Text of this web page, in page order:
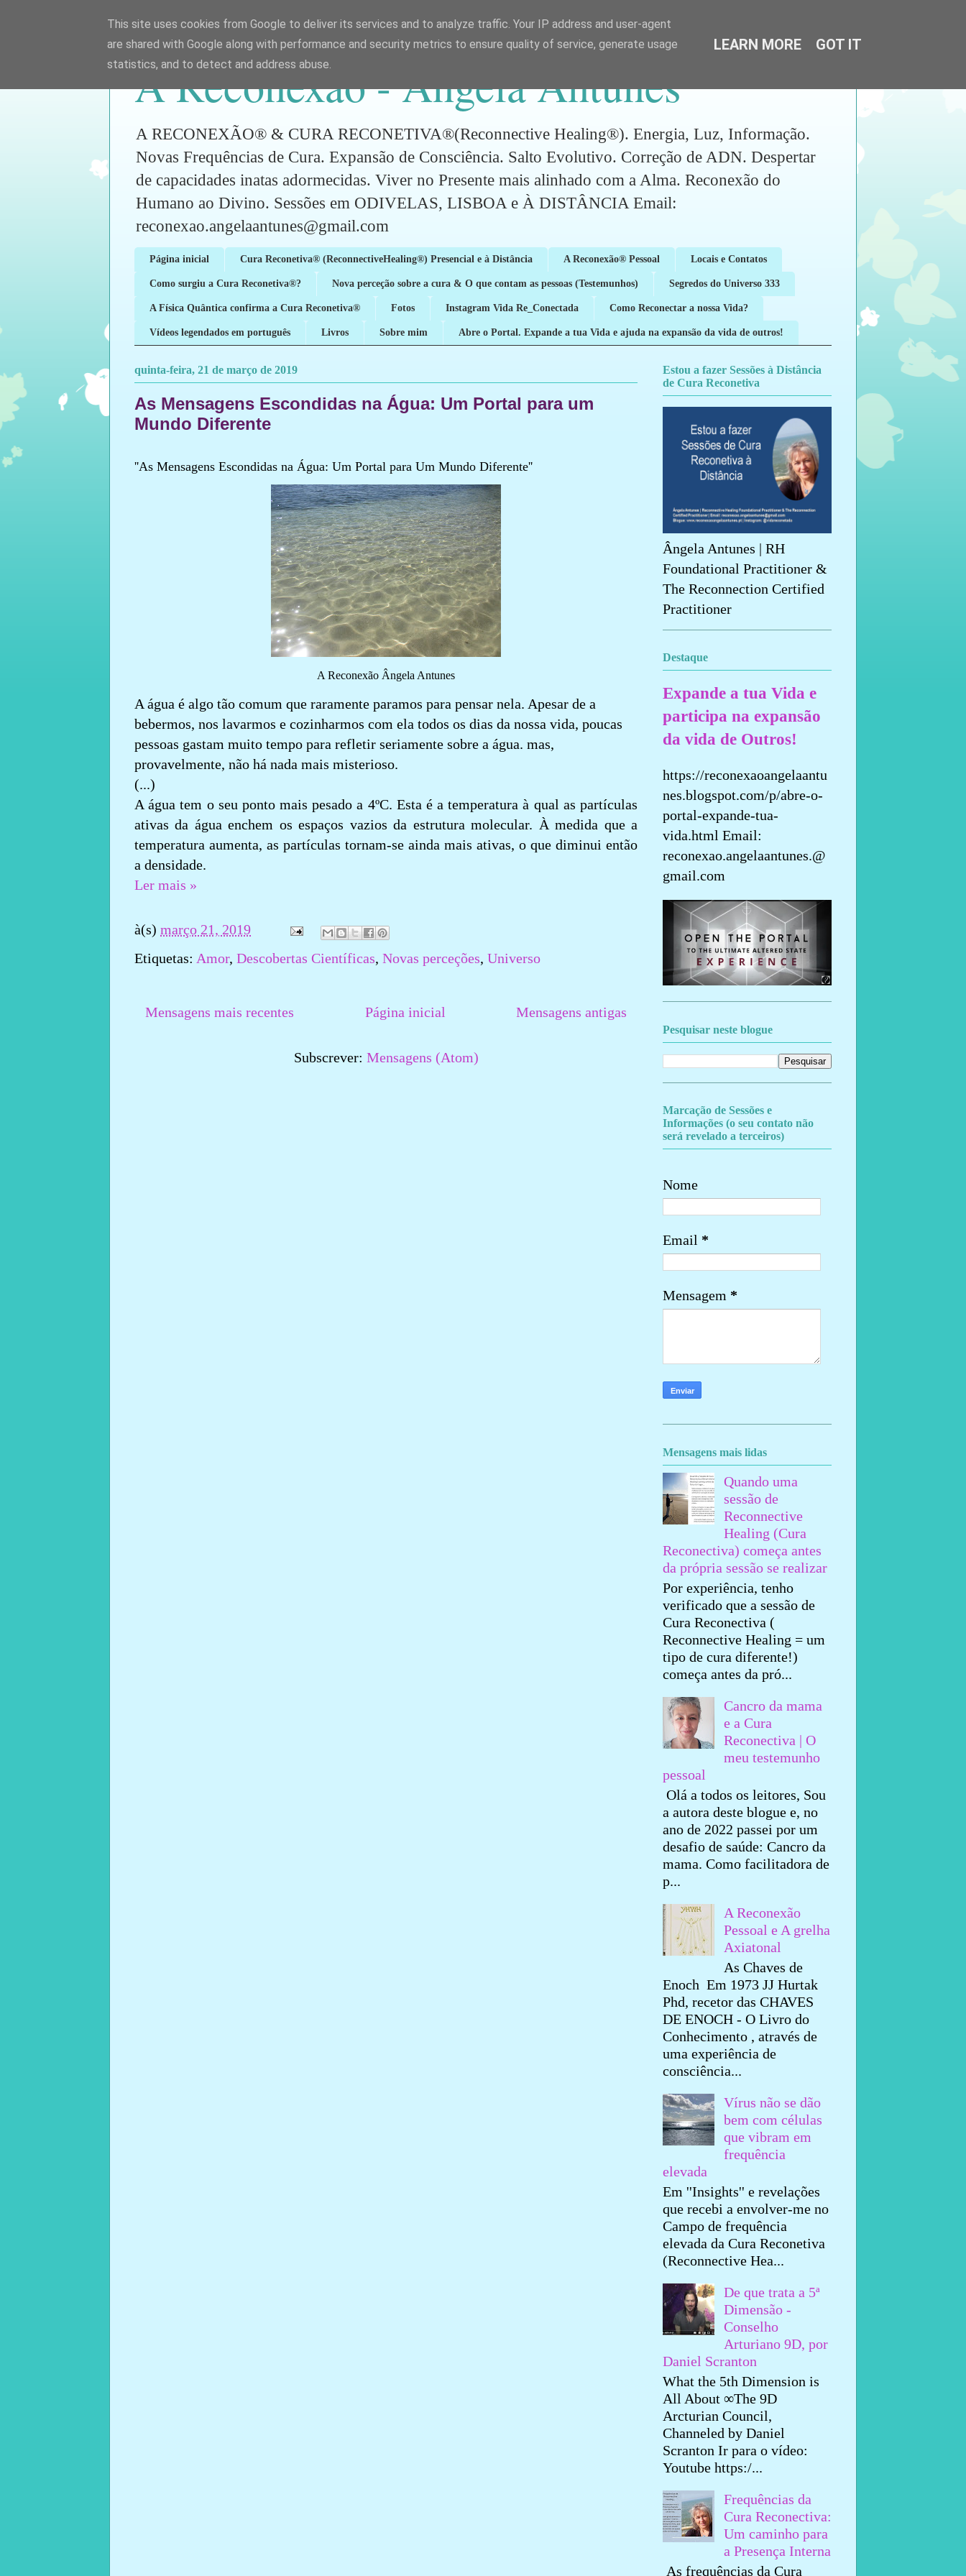
A Reconexão - Ângela Antunes
A RECONEXÃO® & CURA RECONETIVA®(Reconnective Healing®). Energia, Luz, Informação.
Novas Frequências de Cura. Expansão de Consciência. Salto Evolutivo. Correção de ADN. Despertar
de capacidades inatas adormecidas. Viver no Presente mais alinhado com a Alma. Reconexão do
Humano ao Divino. Sessões em ODIVELAS, LISBOA e À DISTÂNCIA Email:
reconexao.angelaantunes@gmail.com
Página inicial Cura Reconetiva® (ReconnectiveHealing®) Presencial e à Distância A Reconexão® Pessoal Locais e Contatos
Como surgiu a Cura Reconetiva®? Nova perceção sobre a cura & O que contam as pessoas (Testemunhos) Segredos do Universo 333
A Física Quântica confirma a Cura Reconetiva® Fotos Instagram Vida Re_Conectada Como Reconectar a nossa Vida?
Vídeos legendados em português Livros Sobre mim Abre o Portal. Expande a tua Vida e ajuda na expansão da vida de outros!
quinta-feira, 21 de março de 2019
As Mensagens Escondidas na Água: Um Portal para um
Mundo Diferente
''As Mensagens Escondidas na Água: Um Portal para Um Mundo Diferente''
A Reconexão Ângela Antunes
A água é algo tão comum que raramente paramos para pensar nela. Apesar de a
bebermos, nos lavarmos e cozinharmos com ela todos os dias da nossa vida, poucas
pessoas gastam muito tempo para refletir seriamente sobre a água. mas,
provavelmente, não há nada mais misterioso.
(...)
A água tem o seu ponto mais pesado a 4ºC. Esta é a temperatura à qual as partículas
ativas da água enchem os espaços vazios da estrutura molecular. À medida que a
temperatura aumenta, as partículas tornam-se ainda mais ativas, o que diminui então
a densidade.
Ler mais »
à(s) março 21, 2019
Etiquetas: Amor, Descobertas Científicas, Novas perceções, Universo
Mensagens mais recentes Mensagens antigas
Página inicial
Subscrever: Mensagens (Atom)
Estou a fazer Sessões à Distância
de Cura Reconetiva
Ângela Antunes | RH
Foundational Practitioner &
The Reconnection Certified
Practitioner
Destaque
Expande a tua Vida e
participa na expansão
da vida de Outros!
https://reconexaoangelaantu
nes.blogspot.com/p/abre-o-
portal-expande-tua-
vida.html Email:
reconexao.angelaantunes.@
gmail.com
Pesquisar neste blogue
Marcação de Sessões e
Informações (o seu contato não
será revelado a terceiros)
Nome
Email *
Mensagem *
Mensagens mais lidas
Quando uma
sessão de
Reconnective
Healing (Cura
Reconectiva) começa antes
da própria sessão se realizar
Por experiência, tenho
verificado que a sessão de
Cura Reconectiva (
Reconnective Healing = um
tipo de cura diferente!)
começa antes da pró...
Cancro da mama
e a Cura
Reconectiva | O
meu testemunho
pessoal
Olá a todos os leitores, Sou
a autora deste blogue e, no
ano de 2022 passei por um
desafio de saúde: Cancro da
mama. Como facilitadora de
p...
A Reconexão
Pessoal e A grelha
Axiatonal
As Chaves de
Enoch Em 1973 JJ Hurtak
Phd, recetor das CHAVES
DE ENOCH - O Livro do
Conhecimento , através de
uma experiência de
consciência...
Vírus não se dão
bem com células
que vibram em
frequência
elevada
Em ''Insights'' e revelações
que recebi a envolver-me no
Campo de frequência
elevada da Cura Reconetiva
(Reconnective Hea...
De que trata a 5ª
Dimensão -
Conselho
Arturiano 9D, por
Daniel Scranton
What the 5th Dimension is
All About ∞The 9D
Arcturian Council,
Channeled by Daniel
Scranton Ir para o vídeo:
Youtube https:/...
Frequências da
Cura Reconectiva:
Um caminho para
a Presença Interna
As frequências da Cura
This site uses cookies from Google to deliver its services and to analyze traffic. Your IP address and user-agent
are shared with Google along with performance and security metrics to ensure quality of service, generate usage
statistics, and to detect and address abuse.
LEARN MORE GOT IT